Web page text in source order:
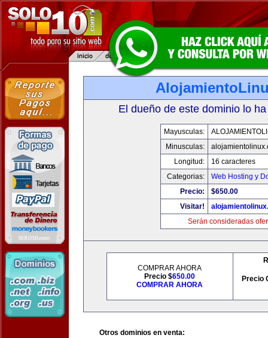
El dueño de este dominio lo
Mayusculas:
Minusculas:
Longitud:
16 caracteres
Categorias:
Web Hosting y
Precio:
$650.00
Visitar!
Serán consideradas
COMPRAR AHORA
Precio $650.00
COMPRAR AHORA
Precio
Otros dominios en venta: